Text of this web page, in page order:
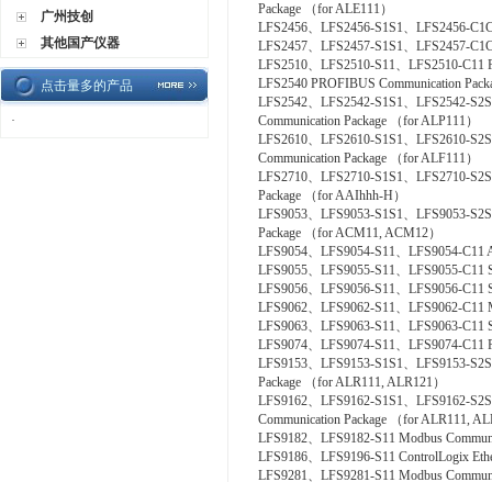
广州技创
其他国产仪器
点击量多的产品
·
Package （for ALE111）
LFS2456、LFS2456-S1S1、LFS2456-
LFS2457、LFS2457-S1S1、LFS2457-
LFS2510、LFS2510-S11、LFS2510-C11
LFS2540 PROFIBUS Communication
LFS2542、LFS2542-S1S1、LFS2542-
Communication Package （for ALP111）
LFS2610、LFS2610-S1S1、LFS2610-
Communication Package （for ALF111）
LFS2710、LFS2710-S1S1、LFS2710-
Package （for AAIhhh-H）
LFS9053、LFS9053-S1S1、LFS9053-
Package （for ACM11, ACM12）
LFS9054、LFS9054-S11、LFS9054-
LFS9055、LFS9055-S11、LFS9055-C11
LFS9056、LFS9056-S11、LFS9056-C11
LFS9062、LFS9062-S11、LFS9062-C11
LFS9063、LFS9063-S11、LFS9063-
LFS9074、LFS9074-S11、LFS9074-C11
LFS9153、LFS9153-S1S1、LFS9153-
Package （for ALR111, ALR121）
LFS9162、LFS9162-S1S1、LFS9162-
Communication Package （for ALR111,
LFS9182、LFS9182-S11 Modbus
LFS9186、LFS9196-S11 ControlLogix
LFS9281、LFS9281-S11 Modbus